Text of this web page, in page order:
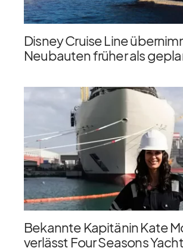
Disney Cruise Line
Neubauten früher als
Bekannte Kapitänin Kate
verlässt Four Seasons